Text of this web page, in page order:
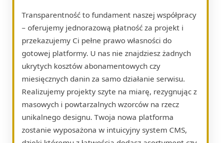
Transparentność to fundament naszej współpracy
– oferujemy jednorazową płatność za projekt i
przekazujemy Ci pełne prawo własności do
gotowej platformy. U nas nie znajdziesz żadnych
ukrytych kosztów abonamentowych czy
miesięcznych danin za samo działanie serwisu.
Realizujemy projekty szyte na miarę, rezygnując z
masowych i powtarzalnych wzorców na rzecz
unikalnego designu. Twoja nowa platforma
zostanie wyposażona w intuicyjny system CMS,